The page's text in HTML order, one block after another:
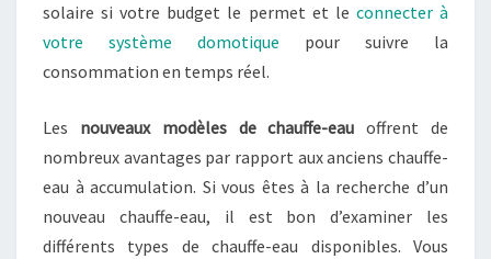
solaire si votre budget le permet et le connecter à
votre système domotique pour suivre la
consommation en temps réel.
Les nouveaux modèles de chauffe-eauoffrent de
nombreux avantages par rapport aux anciens chauffe-
eau à accumulation. Si vous êtes à la recherche d’un
nouveau chauffe-eau, il est bon d’examiner les
différents types de chauffe-eau disponibles. Vous